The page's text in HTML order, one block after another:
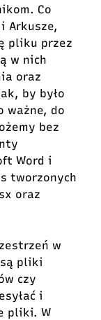
Co
Arkusze,
pliku przez
w nich
oraz
by było
ważne, do
bez
Word i
tworzonych
oraz
w
pliki
czy
i
pliki. W